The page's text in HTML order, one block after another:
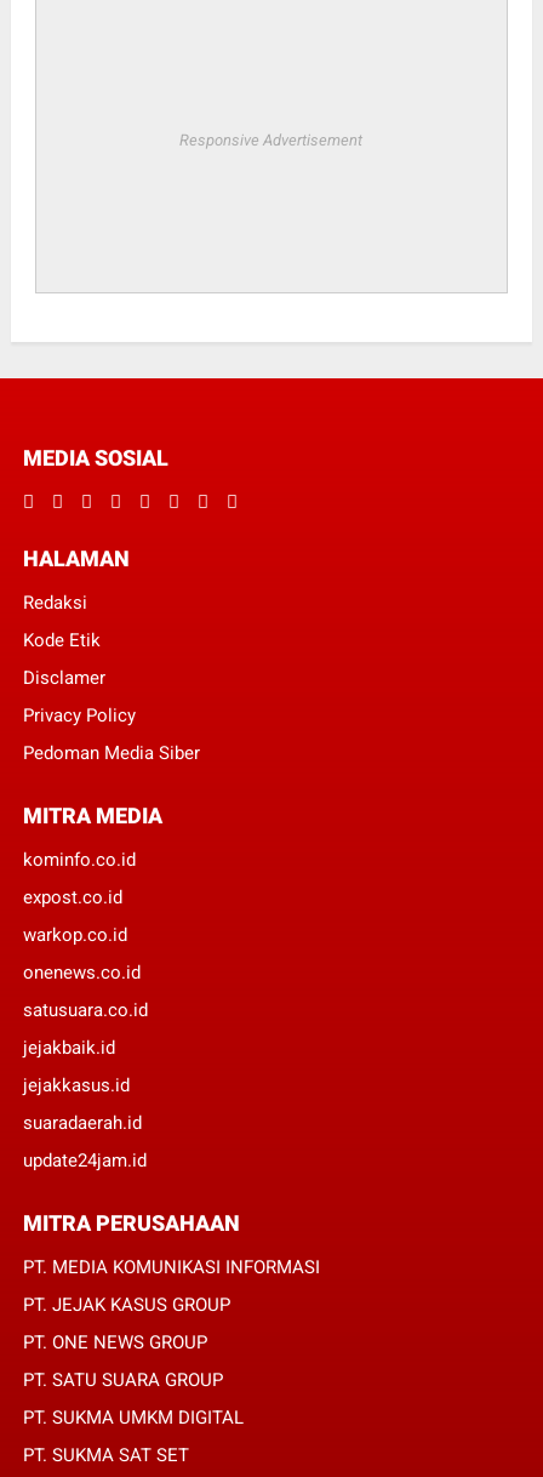
Responsive Advertisement
MEDIA SOSIAL
HALAMAN
Redaksi
Kode Etik
Disclamer
Privacy Policy
Pedoman Media Siber
MITRA MEDIA
kominfo.co.id
expost.co.id
warkop.co.id
onenews.co.id
satusuara.co.id
jejakbaik.id
jejakkasus.id
suaradaerah.id
update24jam.id
MITRA PERUSAHAAN
PT. MEDIA KOMUNIKASI INFORMASI
PT. JEJAK KASUS GROUP
PT. ONE NEWS GROUP
PT. SATU SUARA GROUP
PT. SUKMA UMKM DIGITAL
PT. SUKMA SAT SET